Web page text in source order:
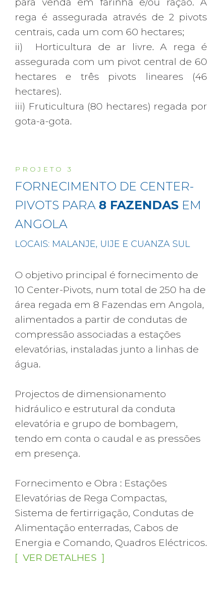
rega é assegurada através de 2 pivots
centrais, cada um com 60 hectares;
ii) Horticultura de ar livre. A rega é
assegurada com um pivot central de 60
hectares e três pivots lineares (46
hectares).
iii) Fruticultura (80 hectares) regada por
gota-a-gota.
P R O J E T O 3
FORNECIMENTO DE CENTER-
PIVOTS PARA 8 FAZENDAS EM
ANGOLA
LOCAIS: MALANJE, UIJE E CUANZA SUL
O objetivo principal é fornecimento de
10 Center-Pivots, num total de 250 ha de
área regada em 8 Fazendas em Angola,
alimentados a partir de condutas de
compressão associadas a estações
elevatórias, instaladas junto a linhas de
água.
Projectos de dimensionamento
hidráulico e estrutural da conduta
elevatória e grupo de bombagem,
tendo em conta o caudal e as pressões
em presença.
Fornecimento e Obra : Estações
Elevatórias de Rega Compactas,
Sistema de fertirrigação, Condutas de
Alimentação enterradas, Cabos de
Energia e Comando, Quadros Eléctricos.
[ VER DETALHES ]